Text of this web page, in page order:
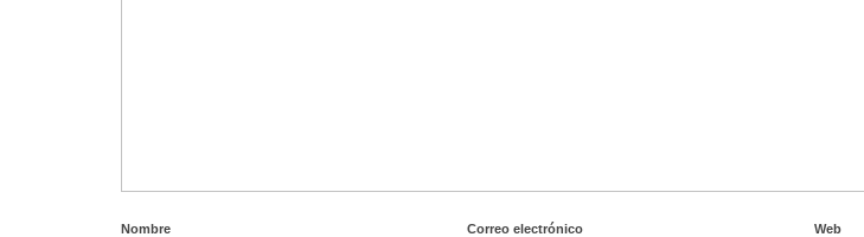
Nombre Correo electrónico Web